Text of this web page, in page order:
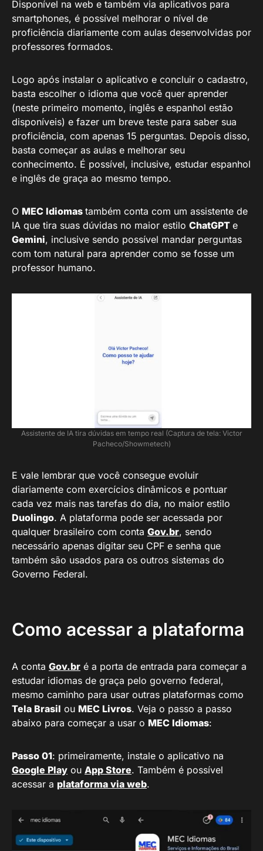
Disponível na web e também via aplicativos para
smartphones, é possível melhorar o nível de
proficiência diariamente com aulas desenvolvidas por
professores formados.
Logo após instalar o aplicativo e concluir o cadastro,
basta escolher o idioma que você quer aprender
(neste primeiro momento, inglês e espanhol estão
disponíveis) e fazer um breve teste para saber sua
proficiência, com apenas 15 perguntas. Depois disso,
basta começar as aulas e melhorar seu
conhecimento. É possível, inclusive, estudar espanhol
e inglês de graça ao mesmo tempo.
O MEC Idiomas também conta com um assistente de
IA que tira suas dúvidas no maior estilo ChatGPT e
Gemini, inclusive sendo possível mandar perguntas
com tom natural para aprender como se fosse um
professor humano.
Assistente de IA tira dúvidas em tempo real (Captura de tela: Victor
Pacheco/Showmetech)
E vale lembrar que você consegue evoluir
diariamente com exercícios dinâmicos e pontuar
cada vez mais nas tarefas do dia, no maior estilo
Duolingo. A plataforma pode ser acessada por
qualquer brasileiro com conta Gov.br, sendo
necessário apenas digitar seu CPF e senha que
também são usados para os outros sistemas do
Governo Federal.
Como acessar a plataforma
A conta Gov.br é a porta de entrada para começar a
estudar idiomas de graça pelo governo federal,
mesmo caminho para usar outras plataformas como
Tela Brasil ou MEC Livros. Veja o passo a passo
abaixo para começar a usar o MEC Idiomas:
Passo 01: primeiramente, instale o aplicativo na
Google Play ou App Store. Também é possível
acessar a plataforma via web.